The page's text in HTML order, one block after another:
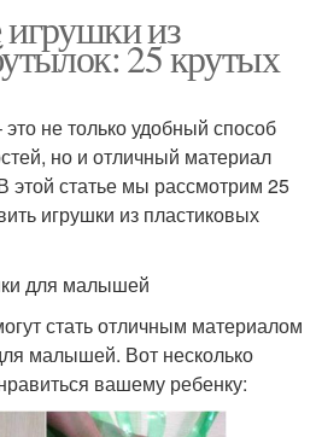
из
25 крутых
не только удобный способ
но и отличный материал
этой статье мы рассмотрим 25
игрушки из пластиковых
для малышей
стать отличным материалом
малышей. Вот несколько
вашему ребенку: